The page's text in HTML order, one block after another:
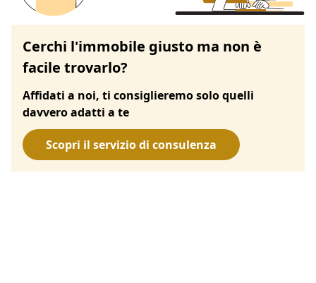
Cerchi l'immobile giusto ma non è
facile trovarlo?
Affidati a noi, ti consiglieremo solo quelli
davvero adatti a te
Scopri il servizio di consulenza